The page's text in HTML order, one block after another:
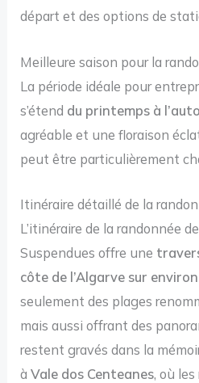
départ et des options de
Meilleure saison pour la
La période idéale pour
s’étend du printemps à
agréable et une floraison
peut être particulièrement
Itinéraire détaillé de la
L’itinéraire de la randonnée
Suspendues offre une
côte de l’Algarve sur
seulement des plages
mais aussi offrant des
restent gravés dans la
àVale dos Centeanes, où